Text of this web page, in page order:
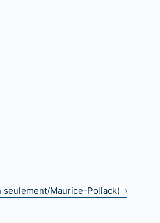
seulement/Maurice-Pollack) ›